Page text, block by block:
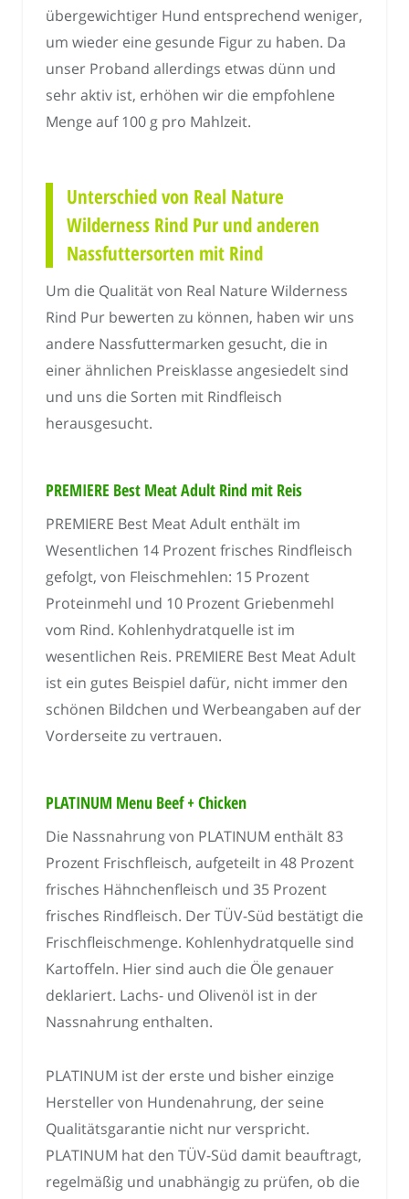
übergewichtiger Hund entsprechend weniger,
um wieder eine gesunde Figur zu haben. Da
unser Proband allerdings etwas dünn und
sehr aktiv ist, erhöhen wir die empfohlene
Menge auf 100 g pro Mahlzeit.
Unterschied von Real Nature
Wilderness Rind Pur und anderen
Nassfuttersorten mit Rind
Um die Qualität von Real Nature Wilderness
Rind Pur bewerten zu können, haben wir uns
andere Nassfuttermarken gesucht, die in
einer ähnlichen Preisklasse angesiedelt sind
und uns die Sorten mit Rindfleisch
herausgesucht.
PREMIERE Best Meat Adult Rind mit Reis
PREMIERE Best Meat Adult enthält im
Wesentlichen 14 Prozent frisches Rindfleisch
gefolgt, von Fleischmehlen: 15 Prozent
Proteinmehl und 10 Prozent Griebenmehl
vom Rind. Kohlenhydratquelle ist im
wesentlichen Reis. PREMIERE Best Meat Adult
ist ein gutes Beispiel dafür, nicht immer den
schönen Bildchen und Werbeangaben auf der
Vorderseite zu vertrauen.
PLATINUM Menu Beef + Chicken
Die Nassnahrung von PLATINUM enthält 83
Prozent Frischfleisch, aufgeteilt in 48 Prozent
frisches Hähnchenfleisch und 35 Prozent
frisches Rindfleisch. Der TÜV-Süd bestätigt die
Frischfleischmenge. Kohlenhydratquelle sind
Kartoffeln. Hier sind auch die Öle genauer
deklariert. Lachs- und Olivenöl ist in der
Nassnahrung enthalten.
PLATINUM ist der erste und bisher einzige
Hersteller von Hundenahrung, der seine
Qualitätsgarantie nicht nur verspricht.
PLATINUM hat den TÜV-Süd damit beauftragt,
regelmäßig und unabhängig zu prüfen, ob die